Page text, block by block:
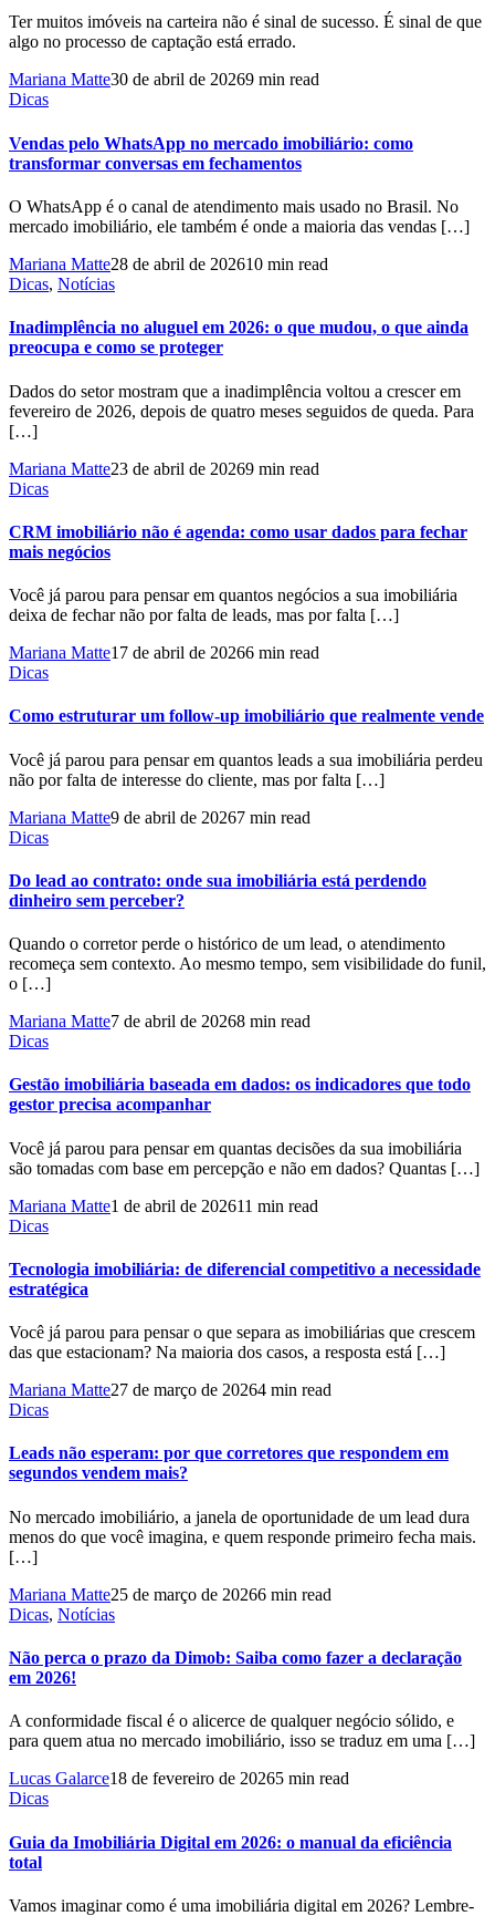
Ter muitos imóveis na carteira não é sinal de sucesso. É sinal de que
algo no processo de captação está errado.
Mariana Matte30 de abril de 20269 min read
Dicas
Vendas pelo WhatsApp no mercado imobiliário: como
transformar conversas em fechamentos
O WhatsApp é o canal de atendimento mais usado no Brasil. No
mercado imobiliário, ele também é onde a maioria das vendas […]
Mariana Matte28 de abril de 202610 min read
Dicas, Notícias
Inadimplência no aluguel em 2026: o que mudou, o que ainda
preocupa e como se proteger
Dados do setor mostram que a inadimplência voltou a crescer em
fevereiro de 2026, depois de quatro meses seguidos de queda. Para
[…]
Mariana Matte23 de abril de 20269 min read
Dicas
CRM imobiliário não é agenda: como usar dados para fechar
mais negócios
Você já parou para pensar em quantos negócios a sua imobiliária
deixa de fechar não por falta de leads, mas por falta […]
Mariana Matte17 de abril de 20266 min read
Dicas
Como estruturar um follow-up imobiliário que realmente vende
Você já parou para pensar em quantos leads a sua imobiliária perdeu
não por falta de interesse do cliente, mas por falta […]
Mariana Matte9 de abril de 20267 min read
Dicas
Do lead ao contrato: onde sua imobiliária está perdendo
dinheiro sem perceber?
Quando o corretor perde o histórico de um lead, o atendimento
recomeça sem contexto. Ao mesmo tempo, sem visibilidade do funil,
o […]
Mariana Matte7 de abril de 20268 min read
Dicas
Gestão imobiliária baseada em dados: os indicadores que todo
gestor precisa acompanhar
Você já parou para pensar em quantas decisões da sua imobiliária
são tomadas com base em percepção e não em dados? Quantas […]
Mariana Matte1 de abril de 202611 min read
Dicas
Tecnologia imobiliária: de diferencial competitivo a necessidade
estratégica
Você já parou para pensar o que separa as imobiliárias que crescem
das que estacionam? Na maioria dos casos, a resposta está […]
Mariana Matte27 de março de 20264 min read
Dicas
Leads não esperam: por que corretores que respondem em
segundos vendem mais?
No mercado imobiliário, a janela de oportunidade de um lead dura
menos do que você imagina, e quem responde primeiro fecha mais.
[…]
Mariana Matte25 de março de 20266 min read
Dicas, Notícias
Não perca o prazo da Dimob: Saiba como fazer a declaração
em 2026!
A conformidade fiscal é o alicerce de qualquer negócio sólido, e
para quem atua no mercado imobiliário, isso se traduz em uma […]
Lucas Galarce18 de fevereiro de 20265 min read
Dicas
Guia da Imobiliária Digital em 2026: o manual da eficiência
total
Vamos imaginar como é uma imobiliária digital em 2026? Lembre-